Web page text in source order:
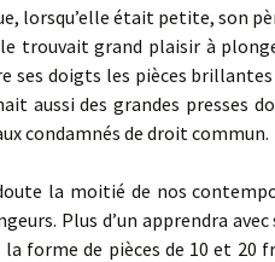
lorsqu’elle était petite, son
trouvait grand plaisir à
ses doigts les pièces brillantes
aussi des grandes presses
condamnés de droit commun.
la moitié de nos
Plus d’un apprendra
forme de pièces de 10 et 20